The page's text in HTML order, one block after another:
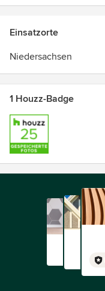
Einsatzorte
Niedersachsen
1 Houzz-Badge